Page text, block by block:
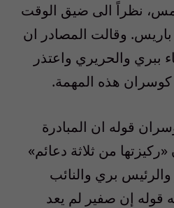
نظراً الى ضيق الوقت
وقالت المصادر ان
ببري والحريري واعتذر
كوسران هذه المهمة.
قوله ان المبادرة
من ثلاثة دعائم»
بري والنائب
قوله إن صفير لم يعد